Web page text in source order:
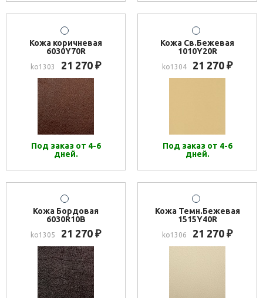
Кожа коричневая
6030Y70R
ko1303 21 270 ₽
Под заказ от 4-6
дней.
Кожа Св.Бежевая
1010Y20R
ko1304 21 270 ₽
Под заказ от 4-6
дней.
Кожа Бордовая
6030R10B
ko1305 21 270 ₽
Кожа Темн.Бежевая
1515Y40R
ko1306 21 270 ₽